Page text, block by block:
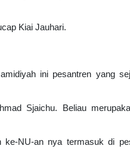
Kiai Jauhari.
ini pesantren yang
Sjaichu. Beliau
ke-NU-an nya termasuk di